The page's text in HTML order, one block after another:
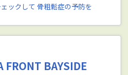
ックして 骨粗鬆症の予防を
FRONT BAYSIDE